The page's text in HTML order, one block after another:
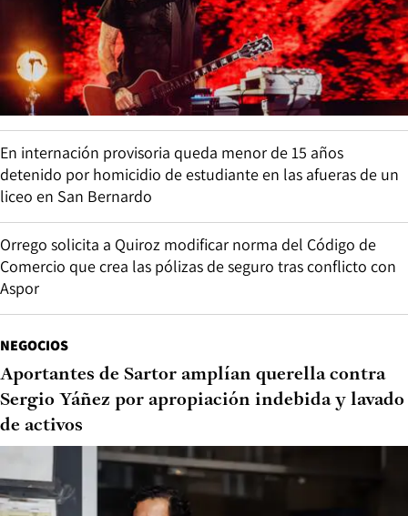
En internación provisoria queda menor de 15 años
detenido por homicidio de estudiante en las afueras de un
liceo en San Bernardo
Orrego solicita a Quiroz modificar norma del Código de
Comercio que crea las pólizas de seguro tras conflicto con
Aspor
NEGOCIOS
Aportantes de Sartor amplían querella contra
Sergio Yáñez por apropiación indebida y lavado
de activos